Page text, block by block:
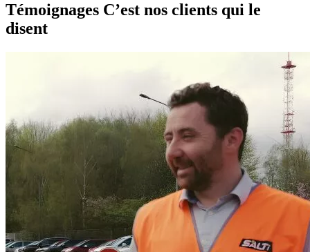
Témoignages C’est nos clients qui le
disent